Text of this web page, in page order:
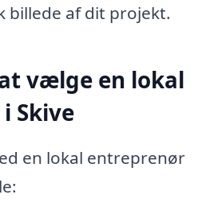
billede af dit projekt.
vælge en lokal
Skive
en lokal entreprenør